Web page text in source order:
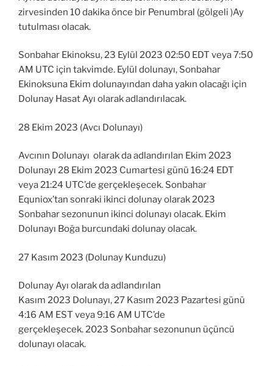
zirvesinden 10 dakika önce bir Penumbral (gölgeli )Ay
tutulması olacak.
Sonbahar Ekinoksu, 23 Eylül 2023 02:50 EDT veya 7:50
AM UTC için takvimde. Eylül dolunayı, Sonbahar
Ekinoksuna Ekim dolunayından daha yakın olacağı için
Dolunay Hasat Ayı olarak adlandırılacak.
28 Ekim 2023 (Avcı Dolunayı)
Avcının Dolunayı olarak da adlandırılan Ekim 2023
Dolunayı 28 Ekim 2023 Cumartesi günü 16:24 EDT
veya 21:24 UTC’de gerçekleşecek. Sonbahar
Equniox’tan sonraki ikinci dolunay olarak 2023
Sonbahar sezonunun ikinci dolunayı olacak. Ekim
Dolunayı Boğa burcundaki dolunay olacak.
27 Kasım 2023 (Dolunay Kunduzu)
Dolunay Ayı olarak da adlandırılan
Kasım 2023 Dolunayı, 27 Kasım 2023 Pazartesi günü
4:16 AM EST veya 9:16 AM UTC’de
gerçekleşecek. 2023 Sonbahar sezonunun üçüncü
dolunayı olacak.